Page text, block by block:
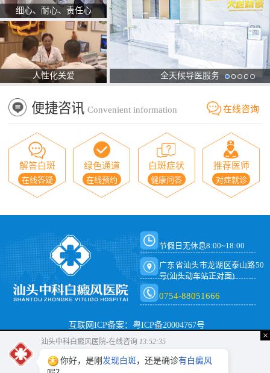
细心、耐心、责任心
人性化关爱 全天候导医服务
便捷咨讯 Convenient information 在线咨询
解答白斑
在线答疑
绿色通道
在线预约
白斑症状
健康问答
推荐医师
对症就诊
节假日无休息8:00~18:00
广东省汕头市龙湖区泰山路50
号(汕头动车站正对面)
0754-88051666
互联网ICP备案：粤ICP备20004767号
×
汕头中科白癜风医院-在线咨询 13:52:35
你好，是刚 发现白斑 ，还是确诊有白癜风